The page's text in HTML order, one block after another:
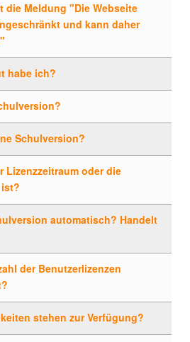
die Meldung "Die Webseite
und kann daher
habe ich?
Schulversion?
Lizenzzeitraum oder die
automatisch? Handelt
der Benutzerlizenzen
stehen zur Verfügung?